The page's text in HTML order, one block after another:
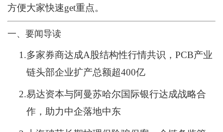
方便大家快速get重点。
一、要闻导读
1.多家券商达成A股结构性行情共识，PCB产业
链头部企业扩产总额超400亿
2.易达资本与阿曼苏哈尔国际银行达成战略合
作，助力中企落地中东